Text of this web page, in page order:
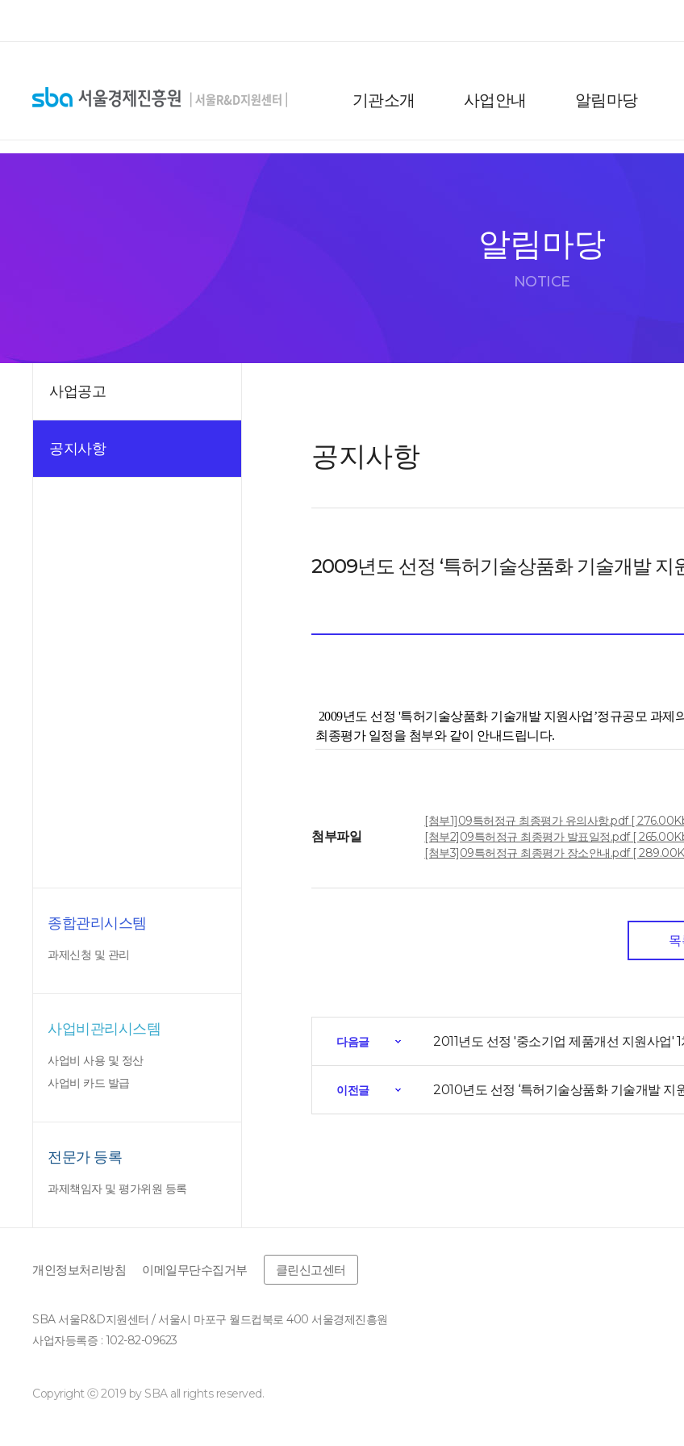
기관소개 사업안내 알림마당
알림마당
NOTICE
사업공고
공지사항
종합관리시스템
과제신청 및 관리
사업비관리시스템
사업비 사용 및 정산
사업비 카드 발급
전문가 등록
과제책임자 및 평가위원 등록
공지사항
2009년도 선정 ‘특허기술상품화 기술개발 지
2009년도 선정 '특허기술상품화 기술개발 지원사업’정규공모 과제의
최종평가 일정을 첨부와 같이 안내드립니다.
첨부파일
[첨부1]09특허정규 최종평가 유의사항.pdf [
[첨부2]09특허정규 최종평가 발표일정.pdf [
[첨부3]09특허정규 최종평가 장소안내.pdf [
다음글 2011년도 선정 '중소기업 제품개선 지원사업'
이전글 2010년도 선정 ‘특허기술상품화 기술개발 지
개인정보처리방침 이메일무단수집거부 클린신고센터
SBA 서울R&D지원센터 / 서울시 마포구 월드컵북로 400 서울경제진흥원
사업자등록증 : 102-82-09623
Copyright ⓒ 2019 by SBA all rights reserved.